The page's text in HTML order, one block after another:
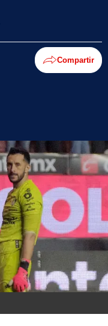
Compartir